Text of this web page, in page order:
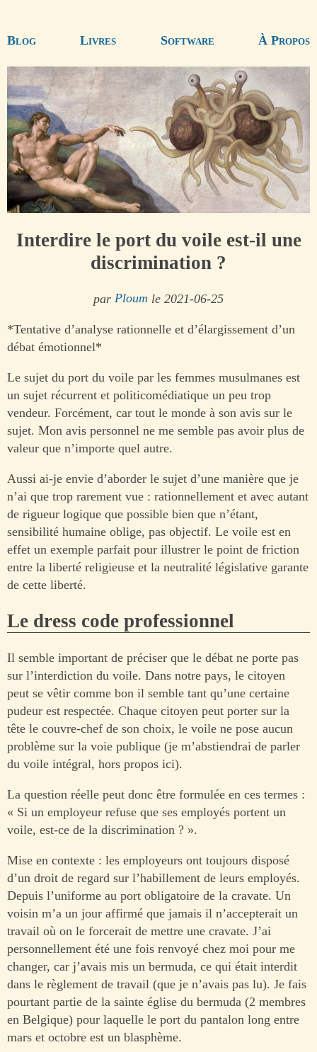
Blog Livres Software À Propos
Interdire le port du voile est-il une
discrimination ?
par Ploum le 2021-06-25
*Tentative d’analyse rationnelle et d’élargissement d’un
débat émotionnel*
Le sujet du port du voile par les femmes musulmanes est
un sujet récurrent et politicomédiatique un peu trop
vendeur. Forcément, car tout le monde à son avis sur le
sujet. Mon avis personnel ne me semble pas avoir plus de
valeur que n’importe quel autre.
Aussi ai-je envie d’aborder le sujet d’une manière que je
n’ai que trop rarement vue : rationnellement et avec autant
de rigueur logique que possible bien que n’étant,
sensibilité humaine oblige, pas objectif. Le voile est en
effet un exemple parfait pour illustrer le point de friction
entre la liberté religieuse et la neutralité législative garante
de cette liberté.
Le dress code professionnel
Il semble important de préciser que le débat ne porte pas
sur l’interdiction du voile. Dans notre pays, le citoyen
peut se vêtir comme bon il semble tant qu’une certaine
pudeur est respectée. Chaque citoyen peut porter sur la
tête le couvre-chef de son choix, le voile ne pose aucun
problème sur la voie publique (je m’abstiendrai de parler
du voile intégral, hors propos ici).
La question réelle peut donc être formulée en ces termes :
« Si un employeur refuse que ses employés portent un
voile, est-ce de la discrimination ? ».
Mise en contexte : les employeurs ont toujours disposé
d’un droit de regard sur l’habillement de leurs employés.
Depuis l’uniforme au port obligatoire de la cravate. Un
voisin m’a un jour affirmé que jamais il n’accepterait un
travail où on le forcerait de mettre une cravate. J’ai
personnellement été une fois renvoyé chez moi pour me
changer, car j’avais mis un bermuda, ce qui était interdit
dans le règlement de travail (que je n’avais pas lu). Je fais
pourtant partie de la sainte église du bermuda (2 membres
en Belgique) pour laquelle le port du pantalon long entre
mars et octobre est un blasphème.